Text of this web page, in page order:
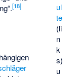
ul
te
(li
n
k
s)
u
[18]